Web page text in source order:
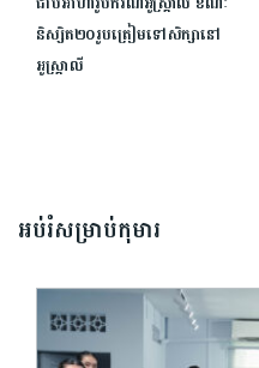
និស្សិត២០រូបត្រៀមទៅសិក្សានៅ
អូស្ត្រាលី
អប់រំសម្រាប់កុមារ